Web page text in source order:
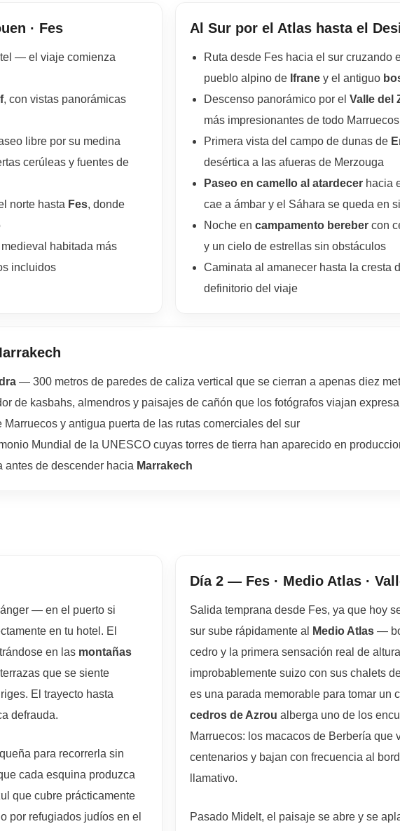
· Fes
— el viaje comienza
, con vistas panorámicas
libre por su medina
cerúleas y fuentes de
norte hasta Fes, donde
habitada más
incluidos
Al Sur por el Atlas hasta el
Ruta desde Fes hacia el sur cruzando
pueblo alpino de Ifrane y el antiguo
Descenso panorámico por el Valle del
más impresionantes de todo Marruecos
Primera vista del campo de dunas de
desértica a las afueras de Merzouga
Paseo en camello al atardecer hacia
cae a ámbar y el Sáhara se queda en
Noche en campamento bereber con
y un cielo de estrellas sin obstáculos
Caminata al amanecer hasta la cresta
definitorio del viaje
— 300 metros de paredes de caliza vertical que se cierran a apenas diez
de kasbahs, almendros y paisajes de cañón que los fotógrafos viajan
Marruecos y antigua puerta de las rutas comerciales del sur
Mundial de la UNESCO cuyas torres de tierra han aparecido en
antes de descender hacia Marrakech
— en el puerto si
en tu hotel. El
en las montañas
que se siente
El trayecto hasta
defrauda.
para recorrerla sin
cada esquina produzca
que cubre prácticamente
por refugiados judíos en el
Día 2 — Fes · Medio Atlas ·
Salida temprana desde Fes, ya que hoy
sur sube rápidamente al
Medio Atlas —
cedro y la primera sensación real de
improbablemente suizo con sus chalets
es una parada memorable para tomar un
cedros de Azrou alberga uno de los
Marruecos: los macacos de Berbería
centenarios y bajan con frecuencia al
llamativo.
Pasado Midelt, el paisaje se abre y se